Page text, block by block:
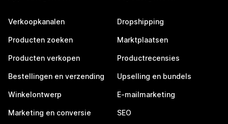
Verkoopkanalen
Producten zoeken
Producten verkopen
Bestellingen en verzending
Winkelontwerp
Marketing en conversie
Dropshipping
Marktplaatsen
Productrecensies
Upselling en bundels
E-mailmarketing
SEO